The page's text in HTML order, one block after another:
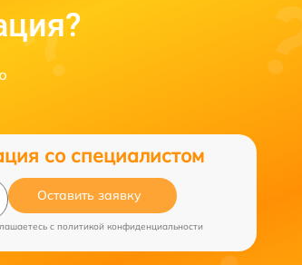
со специалистом
Оставить заявку
c политикой конфиденциальности